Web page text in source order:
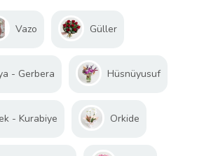
Vazo Güller
- Gerbera Hüsnüyusuf
- Kurabiye Orkide